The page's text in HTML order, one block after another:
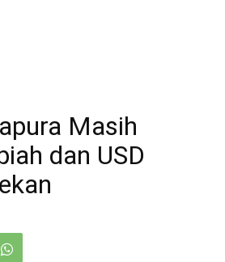
Masih
dan USD